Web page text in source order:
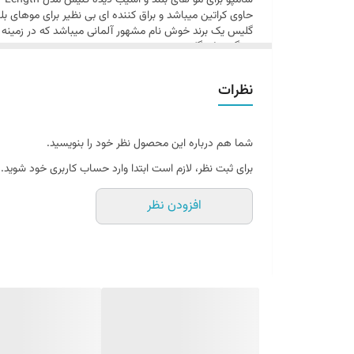
حاوی کراتین میباشد و براق کننده ای بی نظیر برای موهای
گلیس یک برند خوش نام مشهور آلمانی میباشد که در زمینه
ویژگی های گلیس صورتی
براق کننده
به موهای بلند آسیب نمی رساند
نرم کننده موی گلیس محصولی بسیار با کیفیت از برند
دارند و این غذا چیزی نیست جز مواد و ترکیبات مفیدی که
ویژگی های گلیس
حاوی کراتین
تقویت کننده مو
نظرات
شما هم درباره این محصول نظر خود را بنویسید.
برای ثبت نظر، لازم است ابتدا وارد حساب کاربری خود شوید.
افزودن نظر